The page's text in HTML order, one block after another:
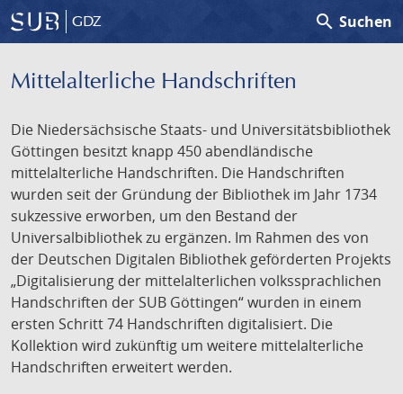
GDZ search Suchen
Mittelalterliche Handschriften
Die Niedersächsische Staats- und Universitätsbibliothek
Göttingen besitzt knapp 450 abendländische
mittelalterliche Handschriften. Die Handschriften
wurden seit der Gründung der Bibliothek im Jahr 1734
sukzessive erworben, um den Bestand der
Universalbibliothek zu ergänzen. Im Rahmen des von
der Deutschen Digitalen Bibliothek geförderten Projekts
„Digitalisierung der mittelalterlichen volkssprachlichen
Handschriften der SUB Göttingen“ wurden in einem
ersten Schritt 74 Handschriften digitalisiert. Die
Kollektion wird zukünftig um weitere mittelalterliche
Handschriften erweitert werden.